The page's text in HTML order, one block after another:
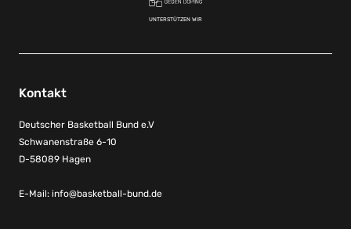
UNTERSTÜTZEN WIR
Kontakt
Deutscher Basketball Bund e.V
Schwanenstraße 6-10
D-58089 Hagen
E-Mail: info@basketball-bund.de